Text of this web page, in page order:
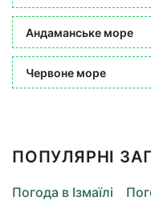
Андаманське море
Червоне море
ПОПУЛЯРНІ
Погода в Ізмаїлі